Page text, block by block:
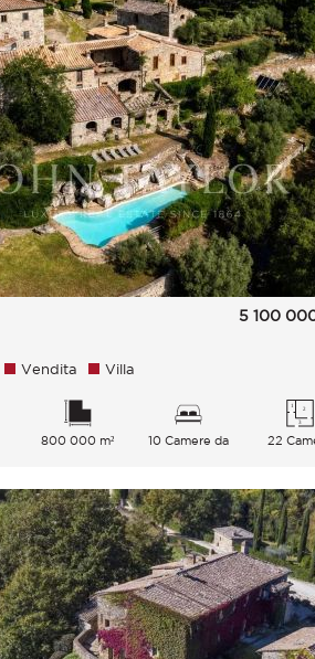
5 100
Vendita Villa
800 000 m²
10 Camere da
22